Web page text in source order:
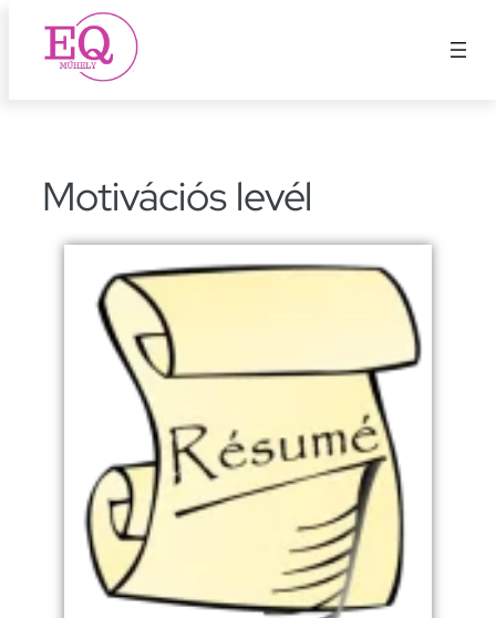
Ugrás
Motivációs levél